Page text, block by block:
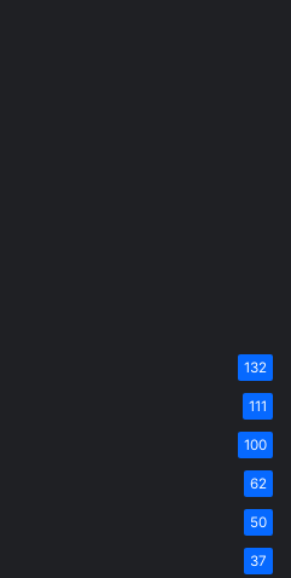
132
111
100
62
50
37